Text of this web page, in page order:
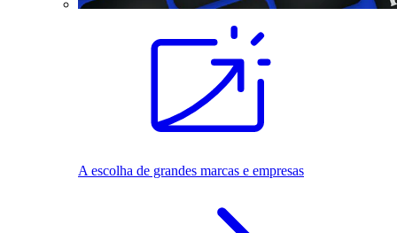
A escolha de grandes marcas e empresas